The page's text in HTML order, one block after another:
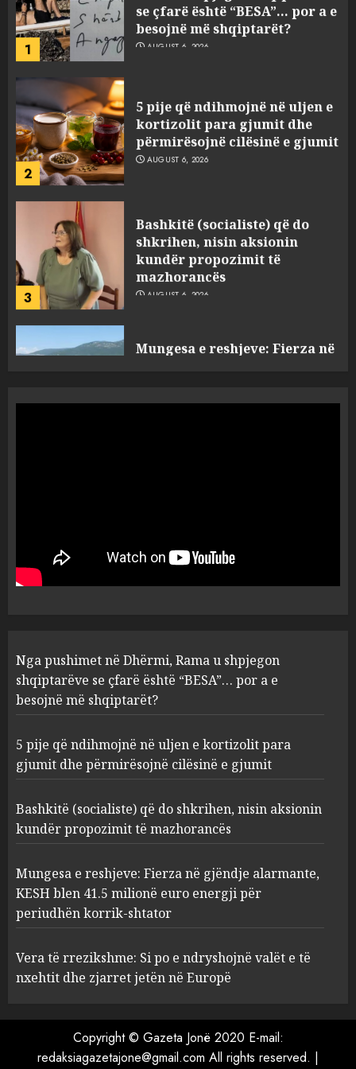
2
5 pije që ndihmojnë në uljen e
kortizolit para gjumit dhe
Bashkitë (socialiste) që do
shkrihen, nisin aksionin
AUGUST 6, 2026
4
Mungesa e reshjeve: Fierza në
gjëndje alarmante, KESH blen
AUGUST 6, 2026
Vera të rrezikshme: Si po e
1
se çfarë është “BESA”… por a e
besojnë më shqiptarët?
AUGUST 6, 2026
2
kortizolit para gjumit dhe
përmirësojnë cilësinë e gjumit
AUGUST 6, 2026
3
Bashkitë (socialiste) që do
shkrihen, nisin aksionin
kundër propozimit të
mazhorancës
AUGUST 6, 2026
4
Mungesa e reshjeve: Fierza në
gjëndje alarmante, KESH blen
41.5 milionë euro energji për
AUGUST 6, 2026
Vera të rrezikshme: Si po e
ndryshojnë valët e të nxehtit
dhe zjarret jetën në Europë
Nga pushimet në Dhërmi, Rama u shpjegon
shqiptarëve se çfarë është “BESA”… por a e
besojnë më shqiptarët?
5 pije që ndihmojnë në uljen e kortizolit para
gjumit dhe përmirësojnë cilësinë e gjumit
Bashkitë (socialiste) që do shkrihen, nisin aksionin
kundër propozimit të mazhorancës
Mungesa e reshjeve: Fierza në gjëndje alarmante,
KESH blen 41.5 milionë euro energji për
periudhën korrik-shtator
Vera të rrezikshme: Si po e ndryshojnë valët e të
nxehtit dhe zjarret jetën në Europë
Copyright © Gazeta Jonë 2020 E-mail:
redaksiagazetajone@gmail.com All rights reserved. |